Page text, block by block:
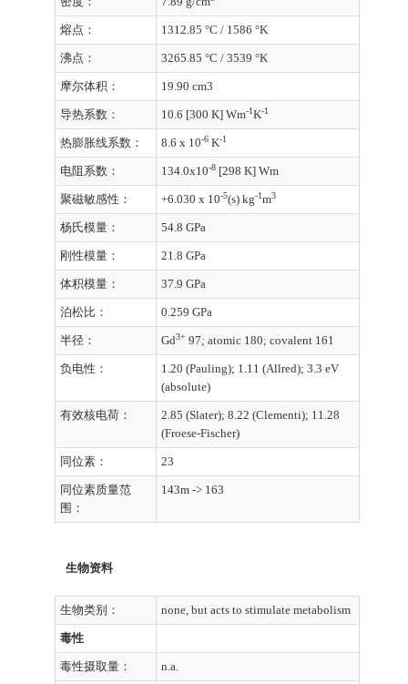
熔点： 1312.85 °C / 1586 °K
沸点： 3265.85 °C / 3539 °K
摩尔体积： 19.90 cm3
导热系数： 10.6 [300 K] Wm-1K-1
热膨胀线系数： 8.6 x 10-6 K-1
电阻系数： 134.0x10-8 [298 K] Wm
聚磁敏感性： +6.030 x 10-5(s) kg-1m3
杨氏模量： 54.8 GPa
刚性模量： 21.8 GPa
体积模量： 37.9 GPa
泊松比： 0.259 GPa
半径： Gd3+ 97; atomic 180; covalent 161
负电性：
1.20 (Pauling); 1.11 (Allred); 3.3 eV
(absolute)
有效核电荷：
2.85 (Slater); 8.22 (Clementi); 11.28
(Froese-Fischer)
同位素： 23
同位素质量范
围：
143m -> 163
生物资料
生物类别： none, but acts to stimulate metabolism
毒性
毒性摄取量： n.a.